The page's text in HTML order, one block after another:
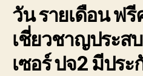
วัน รายเดือน ฟ
เชี่ยวชาญประส
เซอร์ ปจ2 มีประ